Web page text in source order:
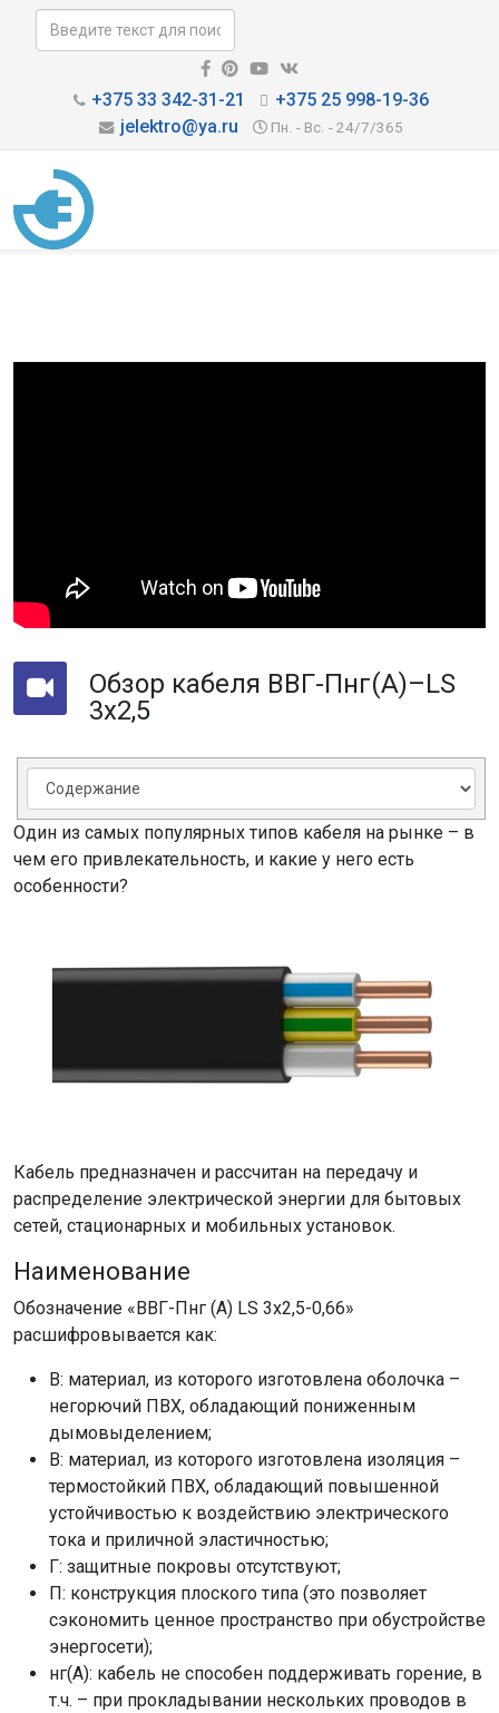
+375 33 342-31-21
+375 25 998-19-36
jelektro@ya.ru
Пн. - Вс. - 24/7/365
Обзор кабеля ВВГ-Пнг(А)–LS
3х2,5
Один из самых популярных типов кабеля на рынке – в
чем его привлекательность, и какие у него есть
особенности?
Кабель предназначен и рассчитан на передачу и
распределение электрической энергии для бытовых
сетей, стационарных и мобильных установок.
Наименование
Обозначение «ВВГ-Пнг (А) LS 3х2,5-0,66»
расшифровывается как:
В: материал, из которого изготовлена оболочка –
негорючий ПВХ, обладающий пониженным
дымовыделением;
В: материал, из которого изготовлена изоляция –
термостойкий ПВХ, обладающий повышенной
устойчивостью к воздействию электрического
тока и приличной эластичностью;
Г: защитные покровы отсутствуют;
П: конструкция плоского типа (это позволяет
сэкономить ценное пространство при обустройстве
энергосети);
нг(А): кабель не способен поддерживать горение, в
т.ч. – при прокладывании нескольких проводов в